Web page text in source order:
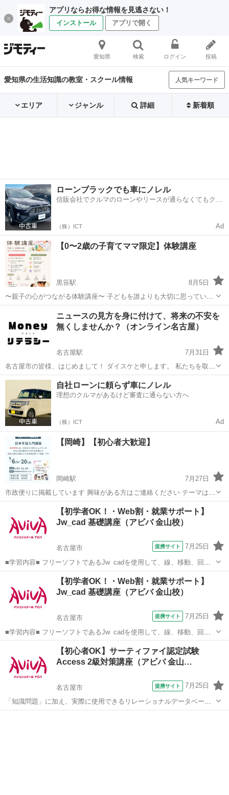
アプリならお得な情報を見逃さない！
インストール アプリで開く
愛知県 検索 ログイン 投稿
愛知県の生活知識の教室・スクール情報 人気キーワード
エリア ジャンル 詳細 新着順
ローンブラックでも車にノレル
信販会社でクルマのローンやリースが通らなくてもクル
（株）ICT Ad
【0〜2歳の子育てママ限定】体験講座
黒笹駅
8月5日
〜親子の心がつながる体験講座〜 子どもを誰よりも大切に思っている
からこそ、 「私の子育てで合っているのかな？」 「わが子には、どん
な関わり方が合っているんだろう？」 そんな不安を感じることはあり
ませんか？ 体験講座...
幼児教育
ニュースの見方を身に付けて、将来の不安を
無くしませんか？（オンライン名古屋）
名古屋駅
7月31日
名古屋市の皆様、はじめまして！ ダイスケと申します。 私たちを取り
巻く環境によって生活が大きな影響を受けます。 数年前に起こった、
パンデミック、都市のロックダウン。コロナ禍後のウクライナ戦争。
穀物価格は大きく上昇し...
愛知 名古屋市 その他
自社ローンに頼らず車にノレル
理想のクルマがあるけど審査に通らない方へ
（株）ICT Ad
【岡崎】【初心者大歓迎】
岡崎駅
7月27日
市政便りに掲載しています 興味がある方はご連絡ください テーマは自
己紹介の仕方を学ぼう&指文字50音を覚えてみよう
岡崎駅 初心者
【初学者OK！・Web割・就業サポート】
Jw_cad 基礎講座（アビバ 金山校）
名古屋市 提携サイト 7月25日
■学習内容■ フリーソフトであるJw_cadを使用して、線、移動、回転
などの基本機能や複雑なオブジェクトの作図、作図効率を上げる機
能、寸法の記入、レイアウトと印刷方法などを学習します。 授業で視
聴した映像解説はご自宅のP...
名古屋市 その他
【初学者OK！・Web割・就業サポート】
Jw_cad 基礎講座（アビバ 金山校）
名古屋市 提携サイト 7月25日
■学習内容■ フリーソフトであるJw_cadを使用して、線、移動、回転
などの基本機能や複雑なオブジェクトの作図、作図効率を上げる機
能、寸法の記入、レイアウトと印刷方法などを学習します。 授業で視
聴した映像解説はご自宅のP...
名古屋市 その他
【初心者OK】サーティファイ認定試験
Access 2級対策講座（アビバ 金山…
名古屋市 提携サイト 7月25日
「知識問題」に加え、実際に使用できるリレーショナルデータベース
を作成する「実技問題」を解くことで、実践的な能力を証明できる資